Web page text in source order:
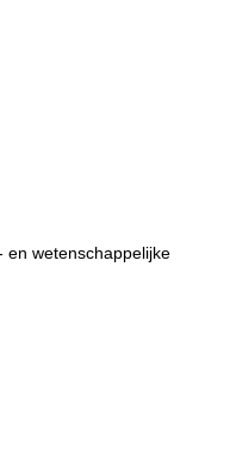
en wetenschappelijke